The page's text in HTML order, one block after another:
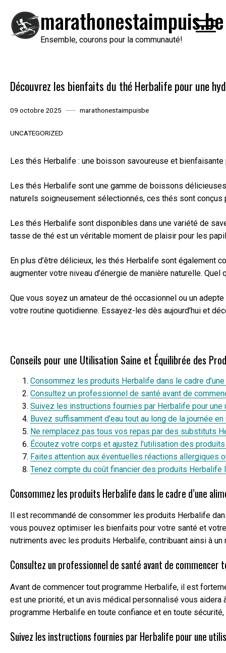
contenu
marathonestaimpuis.be
Ensemble, courons pour la communauté!
Découvrez les bienfaits du thé Herbalife pour une
09 octobre 2025 marathonestaimpuisbe
UNCATEGORIZED
Les thés Herbalife : une boisson savoureuse et
Les thés Herbalife sont une gamme de boissons
naturels soigneusement sélectionnés, ces thés sont conçus
Les thés Herbalife sont disponibles dans une variété de
tasse de thé est un véritable moment de plaisir pour les
En plus d’être délicieux, les thés Herbalife sont également
augmenter votre niveau d’énergie de manière naturelle.
Que vous soyez un amateur de thé occasionnel ou un
votre routine quotidienne. Essayez-les dès aujourd’hui et
Conseils pour une Utilisation Saine et Équilibrée des
Consommez les produits Herbalife dans le cadre
Consultez un professionnel de santé avant de
Suivez les instructions fournies par Herbalife pour
Buvez suffisamment d’eau tout au long de la journée
Ne remplacez pas tous vos repas par des substituts
Écoutez votre corps et ajustez l’utilisation des
Faites attention aux éventuelles réactions allergiques
Tenez compte du coût financier des produits
Consommez les produits Herbalife dans le cadre d’une
Il est recommandé de consommer les produits Herbalife
vous pouvez optimiser les bienfaits pour votre santé et
nutriments avec les produits Herbalife, contribuant ainsi à
Consultez un professionnel de santé avant de
Avant de commencer tout programme Herbalife, il est
est une priorité, et un avis médical personnalisé vous
programme Herbalife en toute confiance et en toute
Suivez les instructions fournies par Herbalife pour une